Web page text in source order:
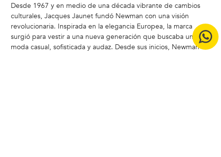
Desde 1967 y en medio de una década vibrante de cambios
culturales, Jacques Jaunet fundó Newman con una visión
revolucionaria. Inspirada en la elegancia Europea, la marca
surgió para vestir a una nueva generación que buscaba una
moda casual, sofisticada y audaz. Desde sus inicios, Newman ha